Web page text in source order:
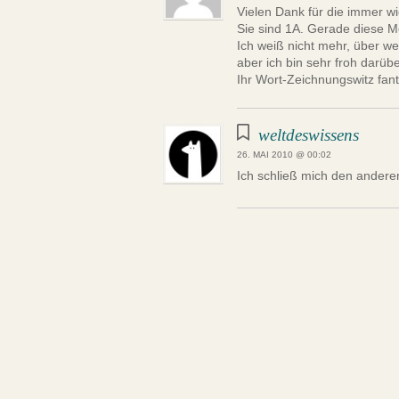
Vielen Dank für die immer
Sie sind 1A. Gerade diese
Ich weiß nicht mehr, über
aber ich bin sehr froh
Ihr Wort-Zeichnungswitz
weltdeswissens
26. MAI 2010 @ 00:02
Ich schließ mich den